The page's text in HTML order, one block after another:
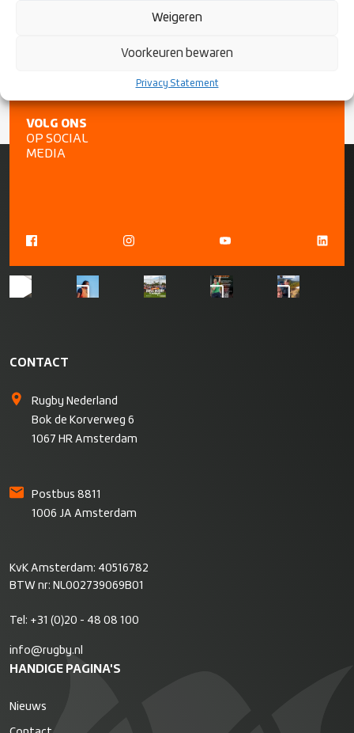
Weigeren
Voorkeuren bewaren
Privacy Statement
Meld je zo snel mogelijk aan!Graag uiterlijk 10 augustus.
VOLG ONS
OP SOCIAL
MEDIA
CONTACT
Rugby Nederland
Bok de Korverweg 6
1067 HR Amsterdam
Postbus 8811
1006 JA Amsterdam
KvK Amsterdam: 40516782
BTW nr: NL002739069B01
Tel: +31 (0)20 - 48 08 100
info@rugby.nl
HANDIGE PAGINA'S
Nieuws